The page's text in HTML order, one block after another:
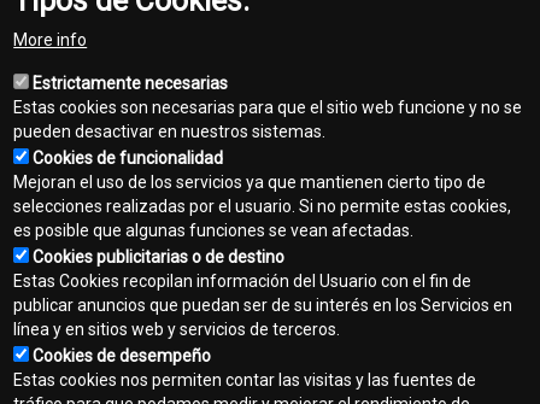
Footer
menu
Contacto
Mapa del sitio
Normas de privacidad
More info
Estrictamente necesarias
Estas cookies son necesarias para que el sitio web funcione y no se
pueden desactivar en nuestros sistemas.
Cookies de funcionalidad
Mejoran el uso de los servicios ya que mantienen cierto tipo de
selecciones realizadas por el usuario. Si no permite estas cookies,
es posible que algunas funciones se vean afectadas.
Cookies publicitarias o de destino
Estas Cookies recopilan información del Usuario con el fin de
publicar anuncios que puedan ser de su interés en los Servicios en
línea y en sitios web y servicios de terceros.
Cookies de desempeño
Estas cookies nos permiten contar las visitas y las fuentes de